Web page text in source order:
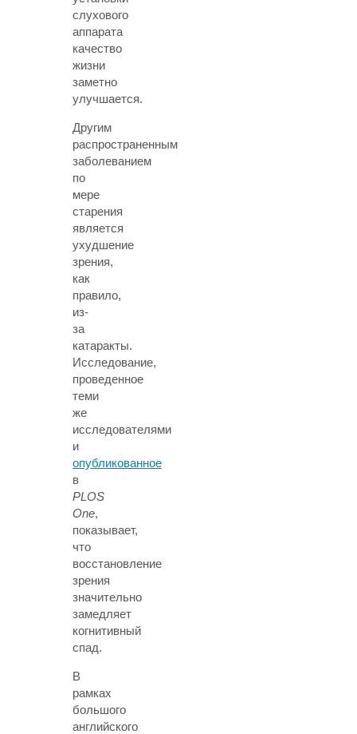
слухового
аппарата
качество
жизни
заметно
улучшается.
Другим
распространенным
заболеванием
по
мере
старения
является
ухудшение
зрения,
как
правило,
из-
за
катаракты.
Исследование,
проведенное
теми
же
исследователями
и
опубликованное
в
PLOS
One,
показывает,
что
восстановление
зрения
значительно
замедляет
когнитивный
спад.
В
рамках
большого
английского